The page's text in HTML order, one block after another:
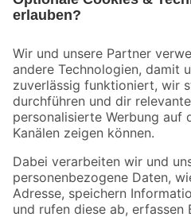
Der toom Newsletter: Keine Angebote
Zur Newsletter Anmeldung
Folge uns
Zahlungsarten